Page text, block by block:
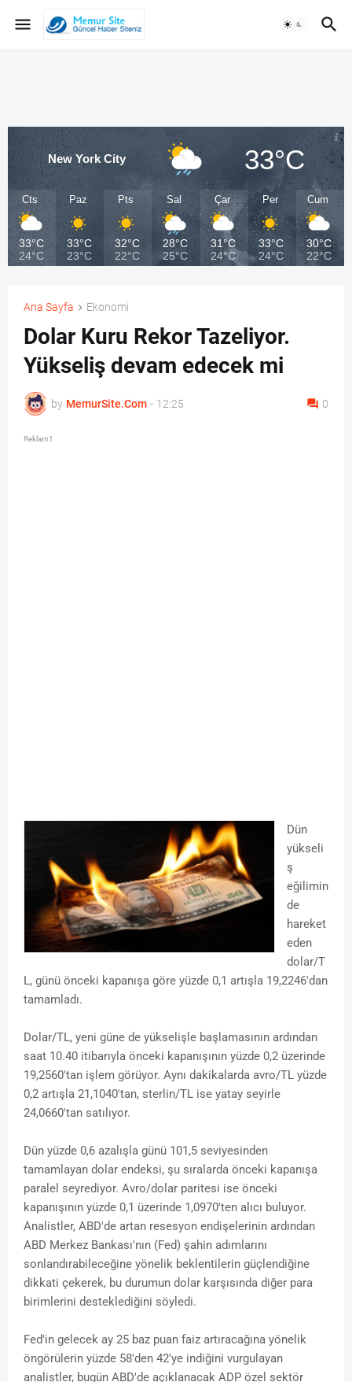
New York City 33°C
Cts
33°C
24°C
Paz
33°C
23°C
Pts
32°C
22°C
Sal
28°C
25°C
Çar
31°C
24°C
Per
33°C
24°C
Cum
30°C
22°C
Ana Sayfa Ekonomi
Dolar Kuru Rekor Tazeliyor.
Yükseliş devam edecek mi
by MemurSite.Com - 12:25 0
Reklam1
Dün
yükseli
ş
eğilimin
de
hareket
eden
dolar/T
L, günü önceki kapanışa göre yüzde 0,1 artışla 19,2246'dan
tamamladı.
Dolar/TL, yeni güne de yükselişle başlamasının ardından
saat 10.40 itibarıyla önceki kapanışının yüzde 0,2 üzerinde
19,2560'tan işlem görüyor. Aynı dakikalarda avro/TL yüzde
0,2 artışla 21,1040'tan, sterlin/TL ise yatay seyirle
24,0660'tan satılıyor.
Dün yüzde 0,6 azalışla günü 101,5 seviyesinden
tamamlayan dolar endeksi, şu sıralarda önceki kapanışa
paralel seyrediyor. Avro/dolar paritesi ise önceki
kapanışının yüzde 0,1 üzerinde 1,0970'ten alıcı buluyor.
Analistler, ABD'de artan resesyon endişelerinin ardından
ABD Merkez Bankası'nın (Fed) şahin adımlarını
sonlandırabileceğine yönelik beklentilerin güçlendiğine
dikkati çekerek, bu durumun dolar karşısında diğer para
birimlerini desteklediğini söyledi.
Fed'in gelecek ay 25 baz puan faiz artıracağına yönelik
öngörülerin yüzde 58'den 42'ye indiğini vurgulayan
analistler, bugün ABD'de açıklanacak ADP özel sektör